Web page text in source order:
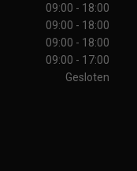
09:00 - 18:00
09:00 - 18:00
09:00 - 18:00
09:00 - 17:00
Gesloten